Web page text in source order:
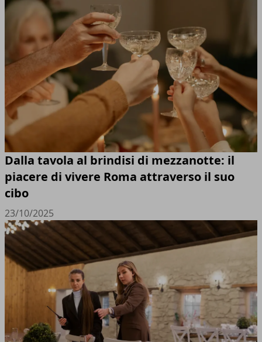
Dalla tavola al brindisi di mezzanotte: il
piacere di vivere Roma attraverso il suo
cibo
23/10/2025